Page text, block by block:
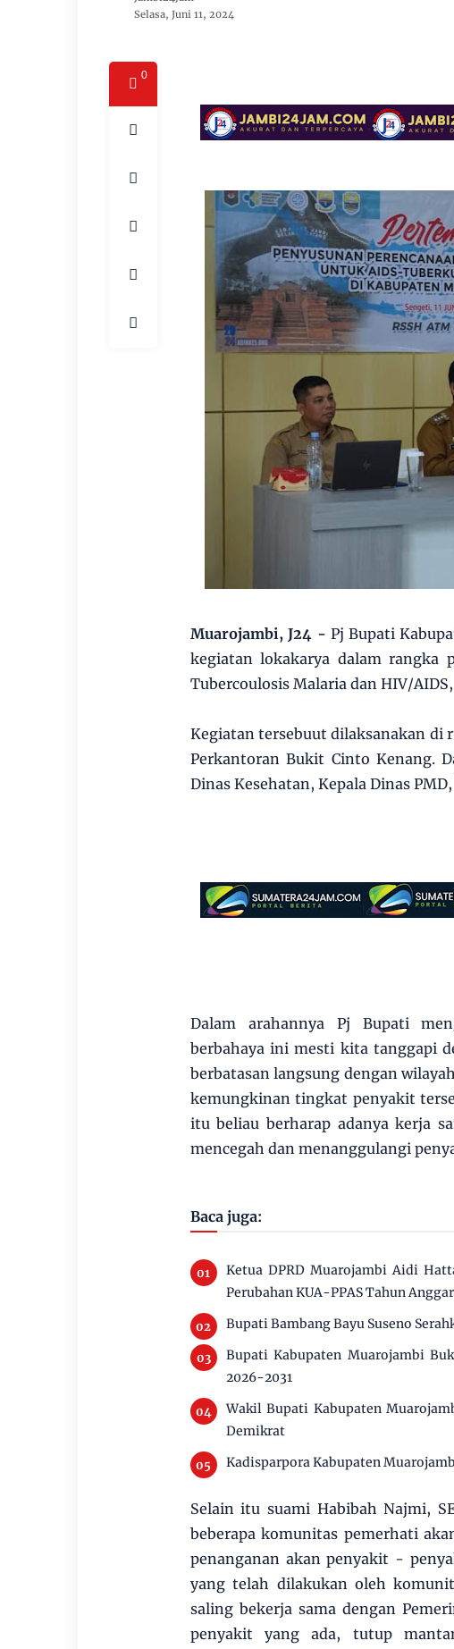
Selasa, Juni 11, 2024
0
Muarojambi, J24 - Pj Bupati
kegiatan lokakarya dalam rangka
Tubercoulosis Malaria dan HIV/
Kegiatan tersebuut dilaksanakan di
Perkantoran Bukit Cinto Kenang.
Dinas Kesehatan, Kepala Dinas
Dalam arahannya Pj Bupati
berbahaya ini mesti kita tanggapi
berbatasan langsung dengan
kemungkinan tingkat penyakit
itu beliau berharap adanya kerja
mencegah dan menanggulangi
Baca juga:
Ketua DPRD Muarojambi Aidi
Perubahan KUA-PPAS Tahun
Bupati Bambang Bayu Suseno
Bupati Kabupaten Muarojambi
2026-2031
Wakil Bupati Kabupaten
Demikrat
Kadisparpora Kabupaten
Selain itu suami Habibah Najmi,
beberapa komunitas pemerhati
penanganan akan penyakit -
yang telah dilakukan oleh
saling bekerja sama dengan
penyakit yang ada, tutup